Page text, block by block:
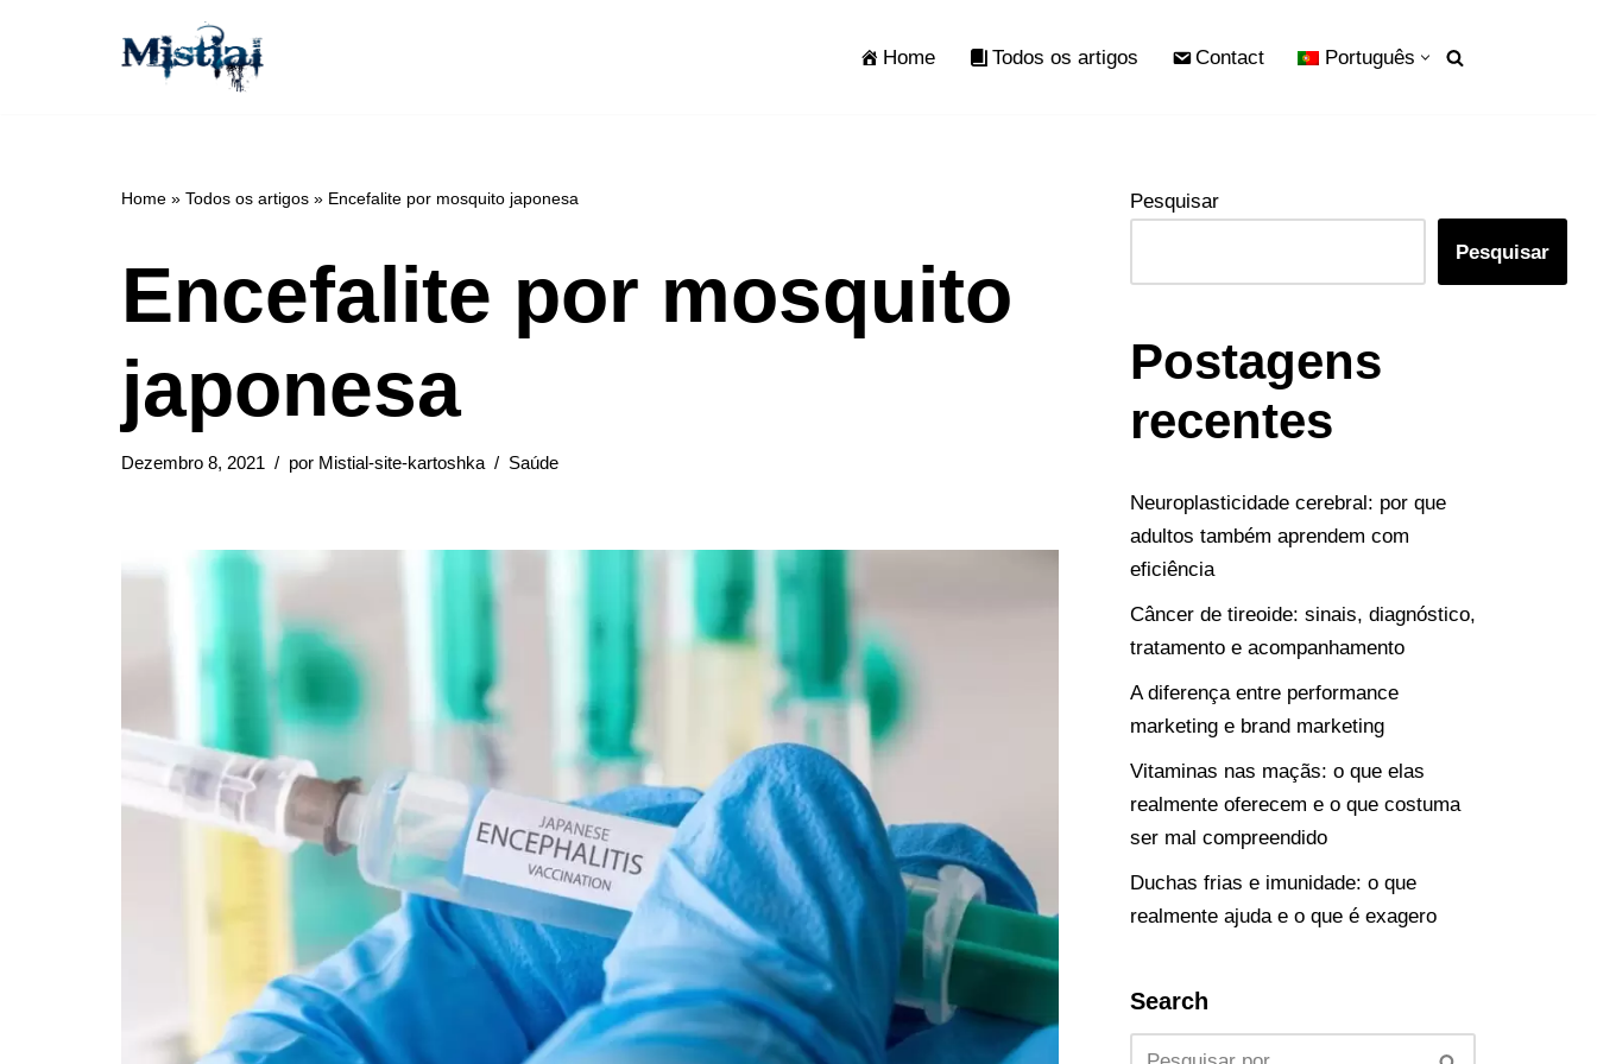
Home Todos os artigos Contact Português
Home » Todos os artigos » Encefalite por mosquito japonesa
Encefalite por mosquito
japonesa
Dezembro 8, 2021 por Mistial-site-kartoshka Saúde
Pesquisar
Pesquisar
Postagens
recentes
Neuroplasticidade cerebral: por que
adultos também aprendem com
eficiência
Câncer de tireoide: sinais, diagnóstico,
tratamento e acompanhamento
A diferença entre performance
marketing e brand marketing
Vitaminas nas maçãs: o que elas
realmente oferecem e o que costuma
ser mal compreendido
Duchas frias e imunidade: o que
realmente ajuda e o que é exagero
Search